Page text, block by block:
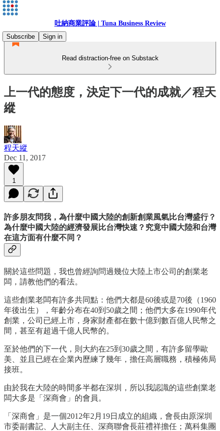
吐納商業評論 | Tuna Business Review
Subscribe
Sign in
Read distraction-free on Substack
上一代的態度，決定下一代的成就／程天
縱
程天縱
Dec 11, 2017
1
許多朋友問我，為什麼中國大陸的創新創業風氣比台灣盛行？
為什麼中國大陸的經濟發展比台灣快速？究竟中國大陸和台灣
在這方面有什麼不同？
關於這些問題，我也曾經詢問過幾位大陸上市公司的創業老
闆，請教他們的看法。
這些創業老闆有許多共同點：他們大都是60後或是70後（1960
年後出生），年齡分布在40到50歲之間；他們大多在1990年代
創業，公司已經上市，身家財產都在數十億到數百億人民幣之
間，甚至有超過千億人民幣的。
至於他們的下一代，則大約在25到30歲之間，有許多留學歐
美、並且已經在企業內歷練了幾年，擔任高層職務，積極佈局
接班。
由於我在大陸的時間多半都在深圳，所以我認識的這些創業老
闆大多是「深商會」的會員。
「深商會」是一個2012年2月19日成立的組織，會長由原深圳
市委副書記、人大副主任、深商聯會長莊禮祥擔任；萬科集團